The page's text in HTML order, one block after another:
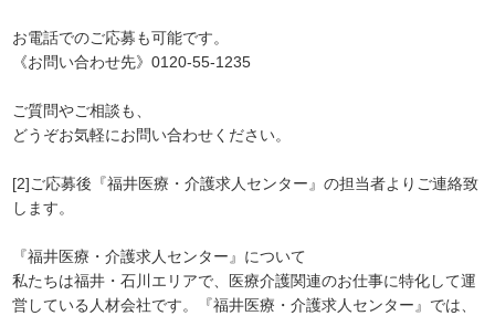
お電話でのご応募も可能です。
《お問い合わせ先》0120-55-1235
ご質問やご相談も、
どうぞお気軽にお問い合わせください。
[2]ご応募後『福井医療・介護求人センター』の担当者よりご連絡致
します。
『福井医療・介護求人センター』について
私たちは福井・石川エリアで、医療介護関連のお仕事に特化して運
営している人材会社です。『福井医療・介護求人センター』では、